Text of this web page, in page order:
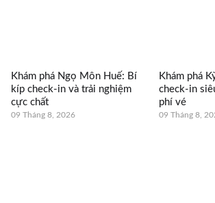
Khám phá Ngọ Môn Huế: Bí
kíp check-in và trải nghiệm
cực chất
09 Tháng 8, 2026
Khám phá
check-in
phí vé
09 Tháng 8,